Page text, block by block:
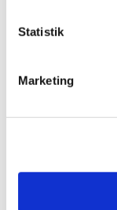
Statistik
Marketing
juli (1)
maj (2)
januar (1)